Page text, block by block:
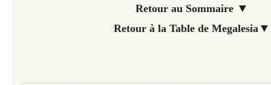
Retour au Sommaire ▼
Retour à la Table de Megalesia ▼